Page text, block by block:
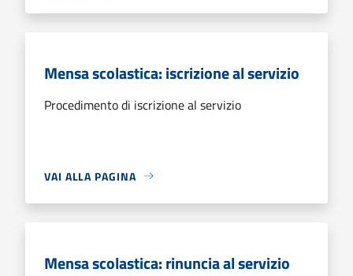
Mensa scolastica: iscrizione al servizio
Procedimento di iscrizione al servizio
VAI ALLA PAGINA
Mensa scolastica: rinuncia al servizio